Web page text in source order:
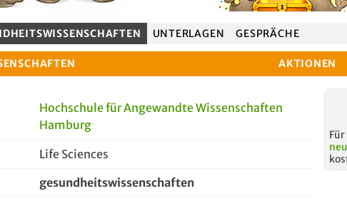
UNTERLAGEN GESPRÄCHE
AKTIONEN
Hochschule für Angewandte Wissenschaften
Hamburg
Life Sciences
gesundheitswissenschaften